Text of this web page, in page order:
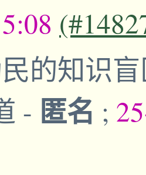
的知识
- 匿名 ;